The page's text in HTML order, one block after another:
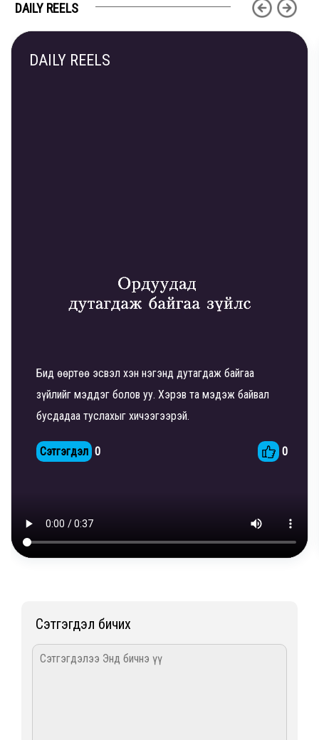
DAILY REELS
DAILY REELS
Бид өөртөө эсвэл хэн нэгэнд дутагдаж байгаа
зүйлийг мэддэг болов уу. Хэрэв та мэдэж байвал
бусдадаа туслахыг хичээгээрэй.
Сэтгэгдэл 0 0
Сэтгэгдэл бичих